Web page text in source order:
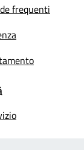
frequenti